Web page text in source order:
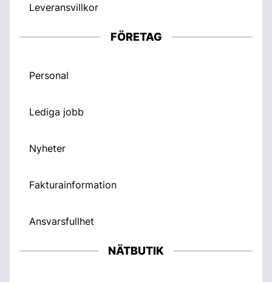
Leveransvillkor
FÖRETAG
Personal
Lediga jobb
Nyheter
Fakturainformation
Ansvarsfullhet
NÄTBUTIK